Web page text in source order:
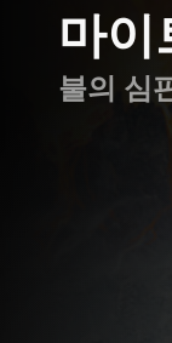
마이
불의 심